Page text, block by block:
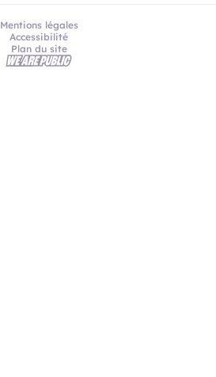
Mentions légales
Accessibilité
Plan du site